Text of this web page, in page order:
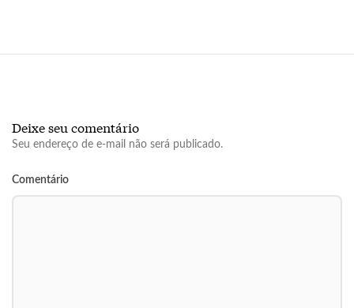
Deixe seu comentário
Seu endereço de e-mail não será publicado.
Comentário